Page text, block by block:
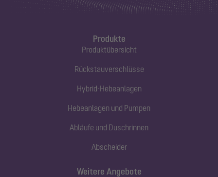
Produkte
Produktübersicht
Rückstauverschlüsse
Hybrid-Hebeanlagen
Hebeanlagen und Pumpen
Abläufe und Duschrinnen
Abscheider
Weitere Angebote